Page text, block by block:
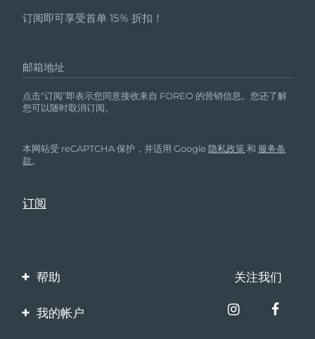
订阅即可享受首单 15% 折扣！
邮箱地址
点击“订阅”即表示您同意接收来自 FOREO 的营销信息。您还了解
您可以随时取消订阅。
本网站受 reCAPTCHA 保护，并适用 Google隐私政策 和 服务条
款。
帮助
联系我们
关注我们
我的帐户